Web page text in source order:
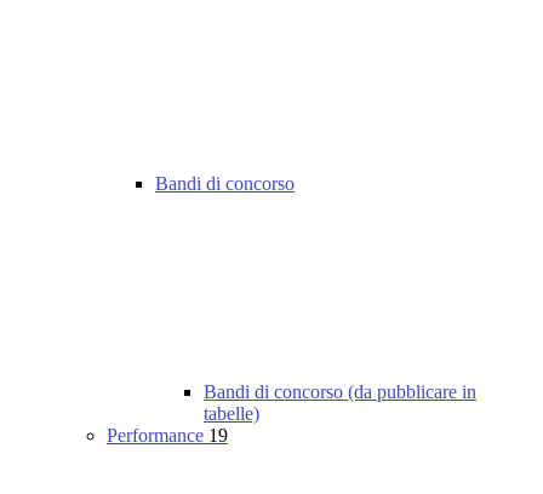
Bandi di concorso
Bandi di concorso (da pubblicare in
tabelle)
Performance 19